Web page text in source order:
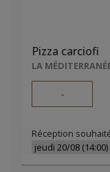
Pizza carciofi
-
Réception